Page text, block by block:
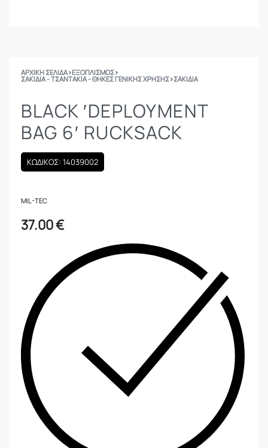
ΑΡΧΙΚΉ ΣΕΛΊΔΑ›ΕΞΟΠΛΙΣΜΟΣ›
ΣΑΚΊΔΙΑ - ΤΣΑΝΤΆΚΙΑ - ΘΉΚΕΣ ΓΕΝΙΚΉΣ ΧΡΉΣΗΣ›ΣΑΚΊΔΙΑ
BLACK ′DEPLOYMENT
BAG 6′ RUCKSACK
ΚΩΔΙΚΟΣ: 14039002
MIL-TEC
37.00€